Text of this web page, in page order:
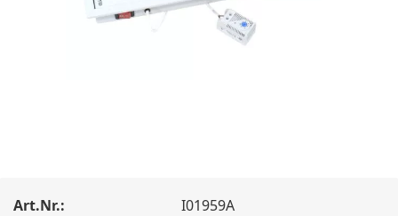
Art.Nr.:
I01959A